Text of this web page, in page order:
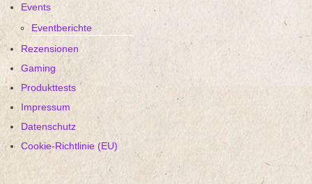
Events
Eventberichte
Rezensionen
Gaming
Produkttests
Impressum
Datenschutz
Cookie-Richtlinie (EU)